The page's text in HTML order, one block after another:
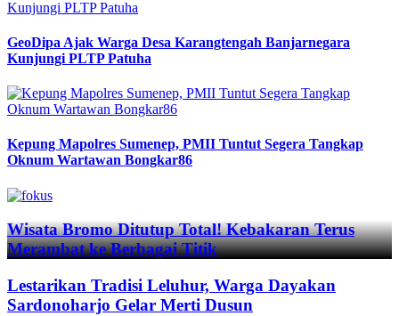
GeoDipa Ajak Warga Desa Karangtengah Banjarnegara
Kunjungi PLTP Patuha
Kepung Mapolres Sumenep, PMII Tuntut Segera Tangkap
Oknum Wartawan Bongkar86
Previous
Next
Wisata Bromo Ditutup Total! Kebakaran Terus
Merambat ke Berbagai Titik
Lestarikan Tradisi Leluhur, Warga Dayakan
Sardonoharjo Gelar Merti Dusun